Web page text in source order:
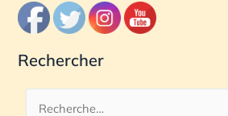
Rechercher